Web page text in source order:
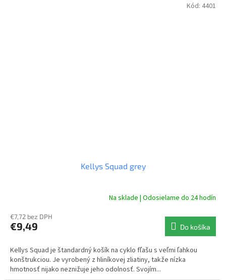
Kellys Squad grey
Na sklade | Odosielame do 24 hodín
€7,72 bez DPH
€9,49 Do košíka
Kellys Squad je štandardný košík na cyklo fľašu s veľmi ľahkou
konštrukciou. Je vyrobený z hliníkovej zliatiny, takže nízka
hmotnosť nijako neznižuje jeho odolnosť. Svojím...
Kód: 4401